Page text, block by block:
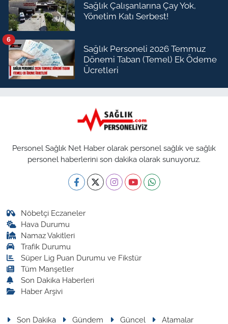
Sağlık Çalışanlarına Çay Yok,
Yönetim Katı Serbest!
Sağlık Personeli 2026 Temmuz
Dönemi Taban (Temel) Ek Ödeme
Ücretleri
6
Personel Sağlık Net Haber olarak personel sağlık ve sağlık
personel haberlerini son dakika olarak sunuyoruz.
Nöbetçi Eczaneler
Hava Durumu
Namaz Vakitleri
Trafik Durumu
Süper Lig Puan Durumu ve Fikstür
Tüm Manşetler
Son Dakika Haberleri
Haber Arşivi
Son Dakika Gündem Güncel Atamalar